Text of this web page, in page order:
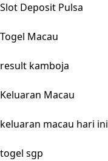
Slot Deposit Pulsa
Togel Macau
result kamboja
Keluaran Macau
keluaran macau hari ini
togel sgp